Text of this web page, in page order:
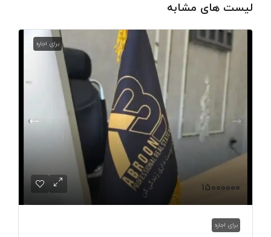
لیست های مشابه
برای اجاره
۱۵۰۰۰۰۰۰
برای اجاره